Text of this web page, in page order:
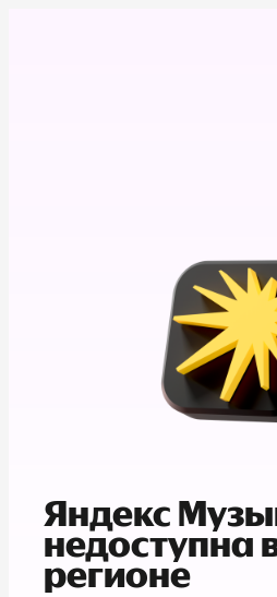
Яндекс
недоступна
регионе